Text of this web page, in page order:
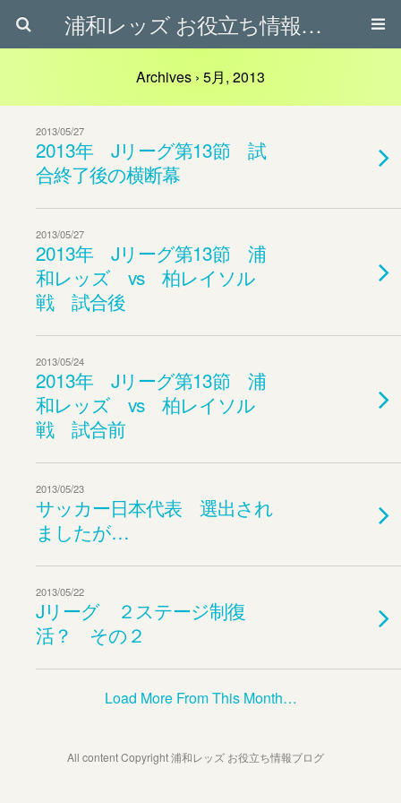
浦和レッズ お役立ち情報ブログ
Archives › 5月, 2013
2013/05/27
2013年 Jリーグ第13節 試
合終了後の横断幕
2013/05/27
2013年 Jリーグ第13節 浦
和レッズ vs 柏レイソル
戦 試合後
2013/05/24
2013年 Jリーグ第13節 浦
和レッズ vs 柏レイソル
戦 試合前
2013/05/23
サッカー日本代表 選出され
ましたが…
2013/05/22
Jリーグ ２ステージ制復
活？ その２
Load More From This Month…
All content Copyright 浦和レッズ お役立ち情報ブログ